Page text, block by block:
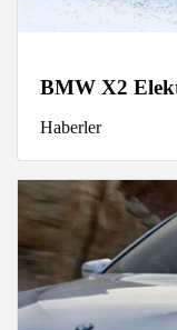
BMW X2
Haberler